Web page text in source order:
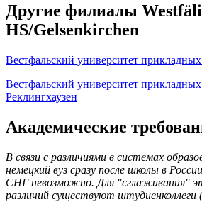
Другие филиалы
HS/Gelsenkirchen
Вестфальский университет
Вестфальский университет
Реклингхаузен
Академические
В связи с различиями в системах
немецкий вуз сразу после школы в
СНГ невозможно. Для "сглаживания"
различий существуют штудиенколлеги